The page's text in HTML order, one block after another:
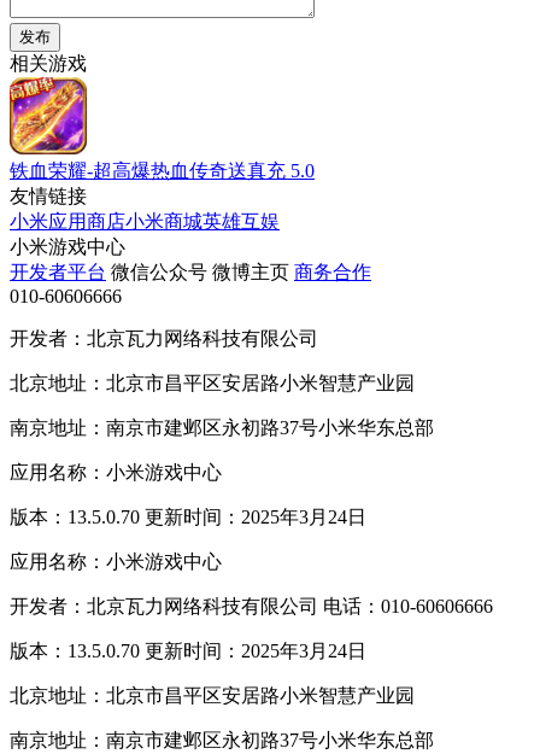
发布
相关游戏
铁血荣耀-超高爆热血传奇送真充 5.0
友情链接
小米应用商店小米商城英雄互娱
小米游戏中心
开发者平台 微信公众号 微博主页 商务合作
010-60606666
开发者：北京瓦力网络科技有限公司
北京地址：北京市昌平区安居路小米智慧产业园
南京地址：南京市建邺区永初路37号小米华东总部
应用名称：小米游戏中心
版本：13.5.0.70 更新时间：2025年3月24日
应用名称：小米游戏中心
开发者：北京瓦力网络科技有限公司 电话：010-60606666
版本：13.5.0.70 更新时间：2025年3月24日
北京地址：北京市昌平区安居路小米智慧产业园
南京地址：南京市建邺区永初路37号小米华东总部